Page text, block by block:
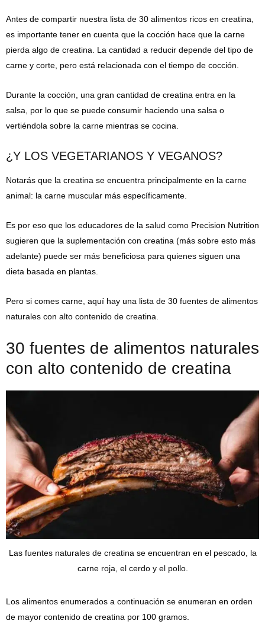
Antes de compartir nuestra lista de 30 alimentos ricos en creatina,
es importante tener en cuenta que la cocción hace que la carne
pierda algo de creatina. La cantidad a reducir depende del tipo de
carne y corte, pero está relacionada con el tiempo de cocción.
Durante la cocción, una gran cantidad de creatina entra en la
salsa, por lo que se puede consumir haciendo una salsa o
vertiéndola sobre la carne mientras se cocina.
¿Y LOS VEGETARIANOS Y VEGANOS?
Notarás que la creatina se encuentra principalmente en la carne
animal: la carne muscular más específicamente.
Es por eso que los educadores de la salud como Precision Nutrition
sugieren que la suplementación con creatina (más sobre esto más
adelante) puede ser más beneficiosa para quienes siguen una
dieta basada en plantas.
Pero si comes carne, aquí hay una lista de 30 fuentes de alimentos
naturales con alto contenido de creatina.
30 fuentes de alimentos naturales
con alto contenido de creatina
Las fuentes naturales de creatina se encuentran en el pescado, la
carne roja, el cerdo y el pollo.
Los alimentos enumerados a continuación se enumeran en orden
de mayor contenido de creatina por 100 gramos.